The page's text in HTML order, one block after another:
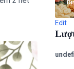
Edit
undef